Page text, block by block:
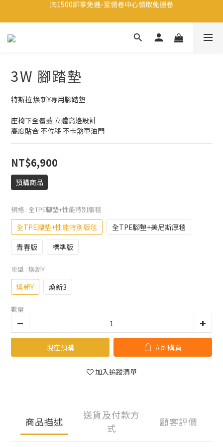
註冊會員享有200元禮金
生日當天享有200元禮金
註冊會員享有200元禮金
3W 腳踏墊
特斯拉 煥新Y專用腳踏墊
座椅下全覆蓋 立體高邊設計
高度貼合 不位移 不卡煞車油門
NT$6,900
預購商品
規格 : 全TPE腳墊+性能特別版毯
全TPE腳墊+性能特別版毯
全TPE腳墊+美尼斯厚毯
青春版
標準版
車型 : 煥新Y
煥新Y 煥新3
數量
現在預購 立即購買
加入追蹤清單
商品描述
送貨及付款方
式
顧客評價